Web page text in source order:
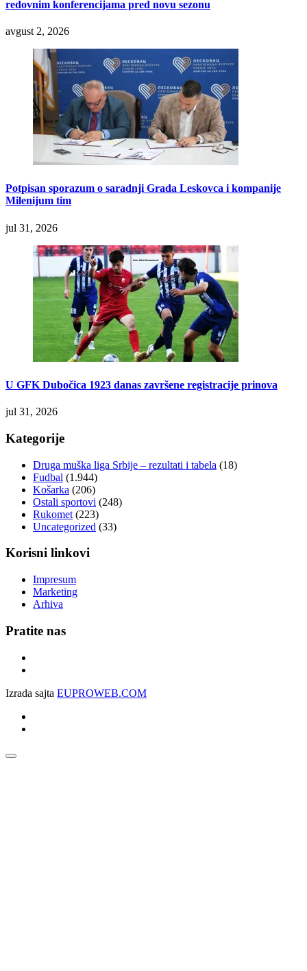
redovnim konferencijama pred novu sezonu
avgust 2, 2026
Potpisan sporazum o saradnji Grada Leskovca i kompanije
Milenijum tim
jul 31, 2026
U GFK Dubočica 1923 danas završene registracije prinova
jul 31, 2026
Kategorije
Druga muška liga Srbije – rezultati i tabela (18)
Fudbal (1.944)
Košarka (206)
Ostali sportovi (248)
Rukomet (223)
Uncategorized (33)
Korisni linkovi
Impresum
Marketing
Arhiva
Pratite nas
Izrada sajta EUPROWEB.COM